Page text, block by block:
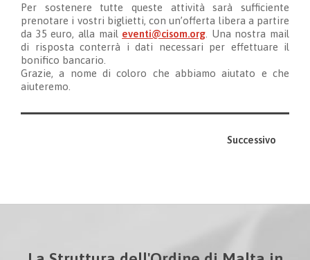
Per sostenere tutte queste attività sarà sufficiente
prenotare i vostri biglietti, con un’offerta libera a partire
da 35 euro, alla mail eventi@cisom.org . Una nostra mail
di risposta conterrà i dati necessari per effettuare il
bonifico bancario.
Grazie, a nome di coloro che abbiamo aiutato e che
aiuteremo.
Successivo